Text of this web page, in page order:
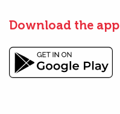
Download the app